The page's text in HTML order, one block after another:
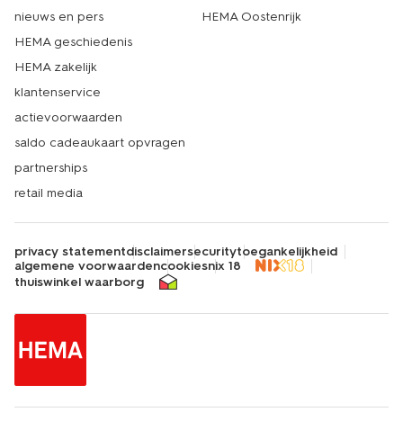
nieuws en pers
HEMA geschiedenis
HEMA zakelijk
klantenservice
actievoorwaarden
saldo cadeaukaart opvragen
partnerships
retail media
HEMA Oostenrijk
privacy statementdisclaimersecuritytoegankelijkheid
algemene voorwaardencookiesnix 18
thuiswinkel waarborg